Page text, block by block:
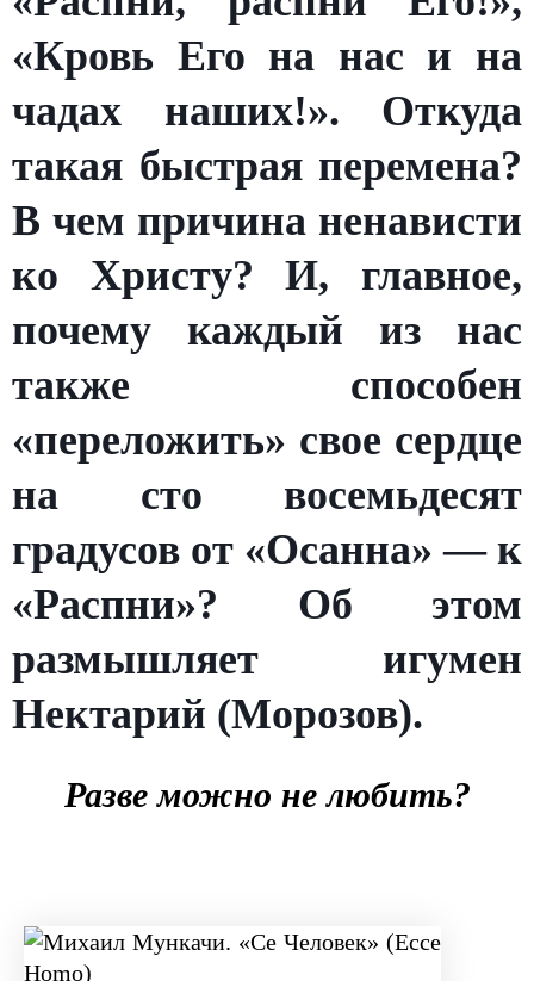
«Кровь Его на нас и на
чадах наших!». Откуда
такая быстрая перемена?
В чем причина ненависти
ко Христу? И, главное,
почему каждый из нас
также способен
«переложить» свое сердце
на сто восемьдесят
градусов от «Осанна» — к
«Распни»? Об этом
размышляет игумен
Нектарий (Морозов).
Разве можно не любить?